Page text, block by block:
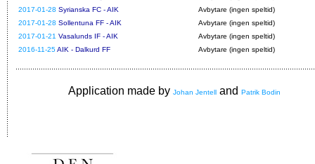
2017-01-28 Syrianska FC - AIK
Avbytare (ingen speltid)
2017-01-28 Sollentuna FF - AIK
Avbytare (ingen speltid)
2017-01-21 Vasalunds IF - AIK
Avbytare (ingen speltid)
2016-11-25AIK - Dalkurd FF Avbytare (ingen speltid)
Application made by Johan Jentell and Patrik Bodin